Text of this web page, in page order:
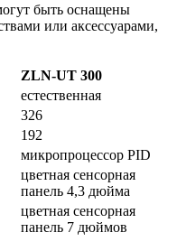
быть оснащены
или аксессуарами,
ZLN-UT 300
естественная
326
192
микропроцессор PID
цветная сенсорная
панель 4,3 дюйма
цветная сенсорная
панель 7 дюймов